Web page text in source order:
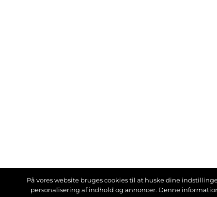
På vores website bruges cookies til at huske dine
personalisering af indhold og annoncer. Denne